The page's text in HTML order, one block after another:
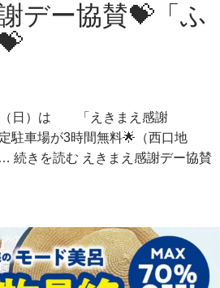
デー協賛💝「ふ
（日）は 「えきまえ感謝
駐車場が3時間無料🌟（西口地
続きを読む えきまえ感謝デー協賛